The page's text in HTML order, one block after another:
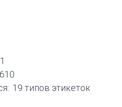
19 типов этикеток